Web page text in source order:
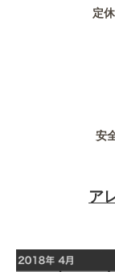
定
安
ア